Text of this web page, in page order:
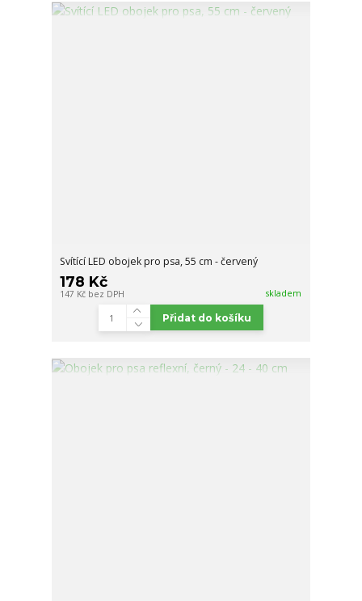
Svítící LED obojek pro psa, 55 cm - červený
178 Kč
147 Kč bez DPH skladem
Přidat do košíku